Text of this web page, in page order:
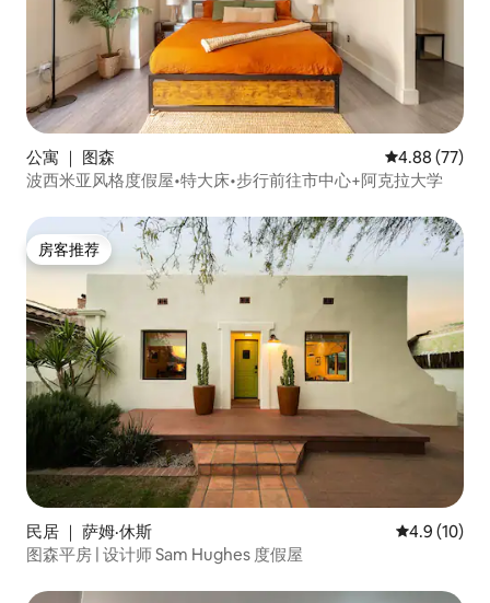
公寓 ｜ 图森 平均评分
4.88 (77)
波西米亚风格度假屋•特大床•步行前往市中心+阿克拉大学
房客推荐
房客推荐
民居 ｜ 萨姆·休斯 平均评分
4.9 (10)
图森平房 | 设计师 Sam Hughes 度假屋